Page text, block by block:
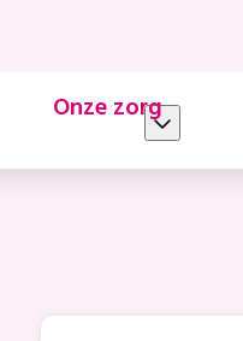
Onze zorg